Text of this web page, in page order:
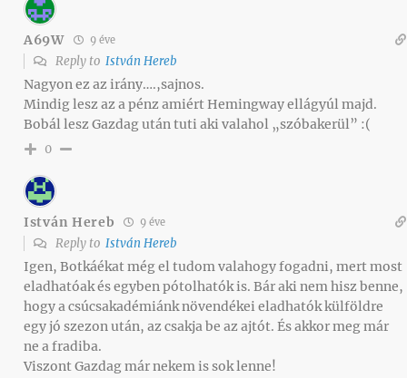
A69W 9 éve
Reply to István Hereb
Nagyon ez az irány….,sajnos.
Mindig lesz az a pénz amiért Hemingway ellágyúl majd.
Bobál lesz Gazdag után tuti aki valahol „szóbakerül” :(
0
István Hereb 9 éve
Reply to István Hereb
Igen, Botkáékat még el tudom valahogy fogadni, mert most
eladhatóak és egyben pótolhatók is. Bár aki nem hisz benne,
hogy a csúcsakadémiánk növendékei eladhatók külföldre
egy jó szezon után, az csakja be az ajtót. És akkor meg már
ne a fradiba.
Viszont Gazdag már nekem is sok lenne!